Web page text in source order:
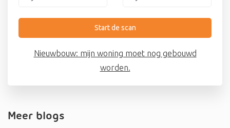
Start de scan
Nieuwbouw: mijn woning moet nog gebouwd
worden.
Meer blogs